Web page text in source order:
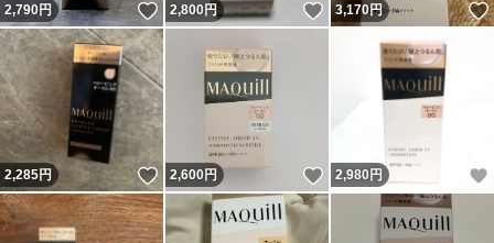
2,790円 いいね！
2,800円 いいね！
3,170円
2,285円 いいね！
2,600円 いいね！
2,980 円